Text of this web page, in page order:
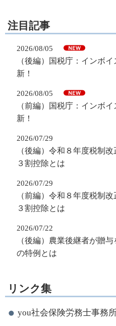
注目記事
2026/08/05
（後編）国税庁：インボ
新！
2026/08/05
（前編）国税庁：インボ
新！
2026/07/29
（後編）令和８年度税制
３割控除とは
2026/07/29
（前編）令和８年度税制
３割控除とは
2026/07/22
（後編）農業後継者が贈
の特例とは
リンク集
you社会保険労務士事務